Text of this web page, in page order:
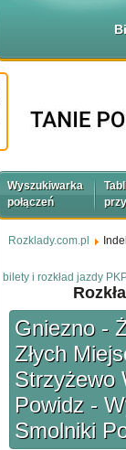
Wyszukiwarka
połączeń
Rozklady.com.pl
bilety i rozkład jazdy
Gniezno -
Złych
Strzyżewo
Powidz -
Smolniki